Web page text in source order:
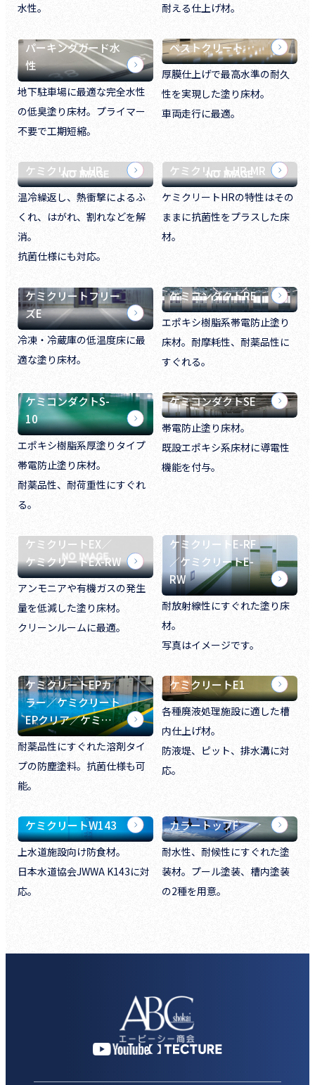
水性。
耐える仕上げ材。
パーキングガード水
性
地下駐車場に最適な完全水性
の低臭塗り床材。プライマー
不要で工期短縮。
ベストクリート
厚膜仕上げで最高水準の耐久
性を実現した塗り床材。
車両走行に最適。
ケミクリートHR
温冷繰返し、熱衝撃によるふ
くれ、はがれ、割れなどを解
消。
抗菌仕様にも対応。
ケミクリートHR-MR
ケミクリートHRの特性はその
ままに抗菌性をプラスした床
材。
ケミクリートフリー
ズE
冷凍・冷蔵庫の低温度床に最
適な塗り床材。
ケミコンダクトRE
エポキシ樹脂系帯電防止塗り
床材。耐摩耗性、耐薬品性に
すぐれる。
ケミコンダクトS-
10
エポキシ樹脂系厚塗りタイプ
帯電防止塗り床材。
耐薬品性、耐荷重性にすぐれ
る。
ケミコンダクトSE
帯電防止塗り床材。
既設エポキシ系床材に導電性
機能を付与。
ケミクリートEX／
ケミクリートEX-RW
アンモニアや有機ガスの発生
量を低減した塗り床材。
クリーンルームに最適。
ケミクリートE-RF
／ケミクリートE-
RW
耐放射線性にすぐれた塗り床
材。
写真はイメージです。
ケミクリートEPカ
ラー／ケミクリート
EPクリア／ケミ…
耐薬品性にすぐれた溶剤タイ
プの防塵塗料。抗菌仕様も可
能。
ケミクリートE1
各種廃液処理施設に適した槽
内仕上げ材。
防液堤、ピット、排水溝に対
応。
ケミクリートW143
上水道施設向け防食材。
日本水道協会JWWA K143に対
応。
カラートップF
耐水性、耐候性にすぐれた塗
装材。プール塗装、槽内塗装
の2種を用意。